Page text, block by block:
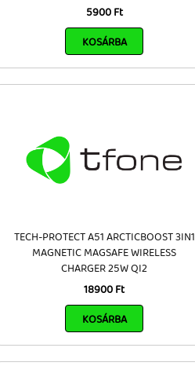
5900 Ft
KOSÁRBA
TECH-PROTECT A51 ARCTICBOOST 3IN1
MAGNETIC MAGSAFE WIRELESS
CHARGER 25W QI2
18900 Ft
KOSÁRBA